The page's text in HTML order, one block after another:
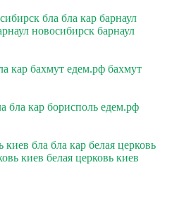
бла бла кар барнаул
новосибирск барнаул
кар бахмут едем.рф бахмут
бла кар борисполь едем.рф
киев бла бла кар белая церковь
киев белая церковь киев